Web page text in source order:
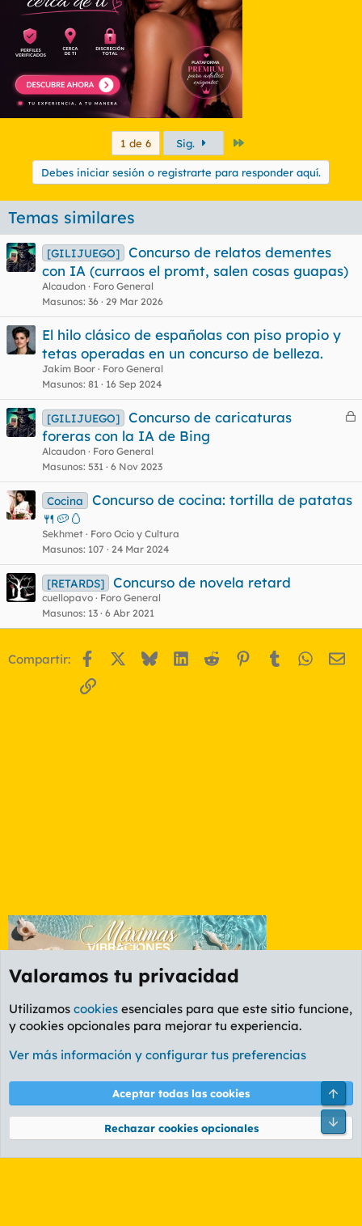
1 de 6 Sig.
Debes iniciar sesión o registrarte para responder aquí.
Temas similares
[GILIJUEGO]
Concurso de relatos dementes
con IA (curraos el promt, salen cosas guapas)
Alcaudon
Foro General
Masunos 36 29 Mar 2026
El hilo clásico de españolas con piso propio y
tetas operadas en un concurso de belleza.
Jakim Boor
Foro General
Masunos 81 16 Sep 2024
C
a
[GILIJUEGO]
Concurso de caricaturas
foreras con la IA de Bing
Alcaudon
Foro General
Masunos 531 6 Nov 2023
Cocina
Concurso de cocina: tortilla de patatas
🍴🥔🥚
Sekhmet
Foro Ocio y Cultura
Masunos 107 24 Mar 2024
[RETARDS] Concurso de novela retard
cuellopavo
Foro General
Masunos 13 6 Abr 2021
Compartir: Facebook BlueskyLinkedIn
Reddit Pinterest
Tumblr
Enlace
Foro General
Cookies
PL OLDSTYLE AMARILLO
Términos y reglas Política de privacidad Ayuda
Community platform by XenForo® © 2010-2026 XenForo Ltd.
Valoramos tu privacidad
Utilizamos cookies esenciales para que este sitio funcione,
y cookies opcionales para mejorar tu experiencia.
Ver más información y configurar tus preferencias
Aceptar todas las cookies
Rechazar cookies opcionales
Pie